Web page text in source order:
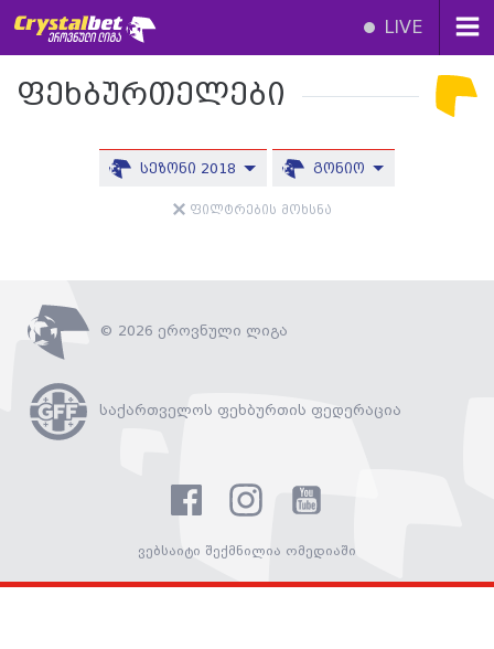
LIVE
ფეხბურთელები
სეზონი 2018 გონიო
ფილტრების მოხსნა
© 2026 ეროვნული ლიგა
საქართველოს ფეხბურთის ფედერაცია
ვებსაიტი შექმნილია ომედიაში